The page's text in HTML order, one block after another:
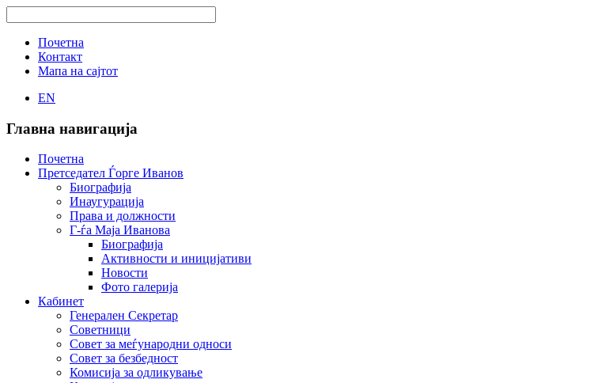
Почетна
Контакт
Мапа на сајтот
EN
Главна навигација
Почетна
Претседател Ѓорге Иванов
Биографија
Инаугурација
Права и должности
Г-ѓа Маја Иванова
Биографија
Активности и иницијативи
Новости
Фото галерија
Кабинет
Генерален Секретар
Советници
Совет за меѓународни односи
Совет за безбедност
Комисија за одликување